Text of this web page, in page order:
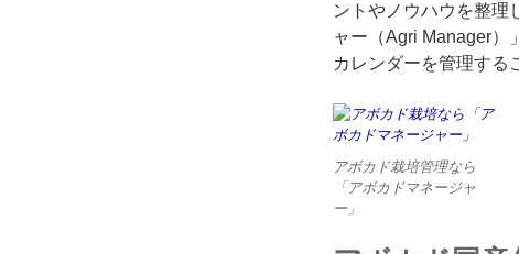
ントやノウハウを整理
ャー（Agri Manager）
カレンダーを管理する
アボカド栽培管理なら
「アボカドマネージャ
ー」